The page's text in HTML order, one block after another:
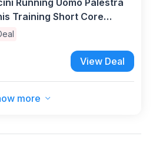
Running Uomo Palestra
Training Short Core
Corti con Tasche
Allenamento Fitness
View Deal
more